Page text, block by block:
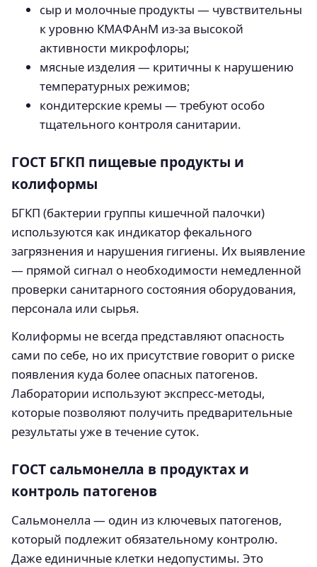
сыр и молочные продукты — чувствительны
к уровню КМАФАнМ из-за высокой
активности микрофлоры;
мясные изделия — критичны к нарушению
температурных режимов;
кондитерские кремы — требуют особо
тщательного контроля санитарии.
ГОСТ БГКП пищевые продукты и
колиформы
БГКП (бактерии группы кишечной палочки)
используются как индикатор фекального
загрязнения и нарушения гигиены. Их выявление
— прямой сигнал о необходимости немедленной
проверки санитарного состояния оборудования,
персонала или сырья.
Колиформы не всегда представляют опасность
сами по себе, но их присутствие говорит о риске
появления куда более опасных патогенов.
Лаборатории используют экспресс-методы,
которые позволяют получить предварительные
результаты уже в течение суток.
ГОСТ сальмонелла в продуктах и
контроль патогенов
Сальмонелла — один из ключевых патогенов,
который подлежит обязательному контролю.
Даже единичные клетки недопустимы. Это